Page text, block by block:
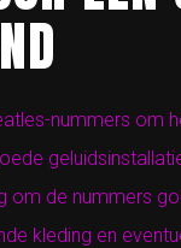
nummers om
om de nummers
kleding en